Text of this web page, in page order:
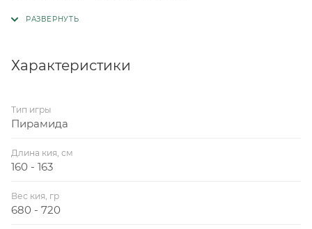
Характеристики
Тип игры
Пирамида
Длина кия, см
160 - 163
Вес кия, гр
680 - 720